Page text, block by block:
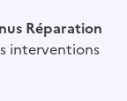
Réparation
interventions